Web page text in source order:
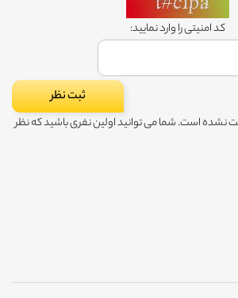
کد امنیتی را وارد نمایید:
نشده است. شما می توانید اولین نفری باشید که نظر